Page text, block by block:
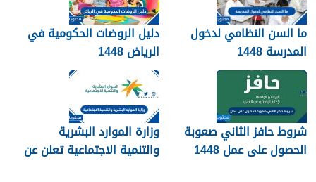
ما السن النظامي لدخول
المدرسة 1448
دليل الروضات الحكومية في
الرياض 1448
شروط حافز الثاني صعوبة
الحصول على عمل 1448
وزارة الموارد البشرية
والتنمية الاجتماعية تعلن عن